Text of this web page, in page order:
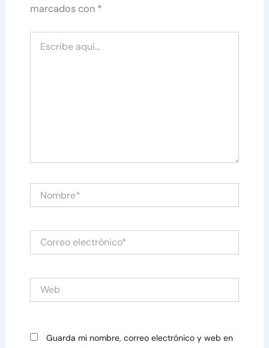
marcados con *
aquí...
Correo
electrónico*
Guarda mi nombre, correo electrónico y web en